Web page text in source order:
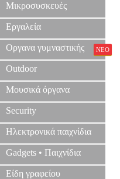
Μικροσυσκευές
Εργαλεία
Οργανα γυμναστικής ΝΕΟ
Outdoor
Μουσικά όργανα
Security
Ηλεκτρονικά παιχνίδια
Gadgets • Παιχνίδια
Είδη γραφείου